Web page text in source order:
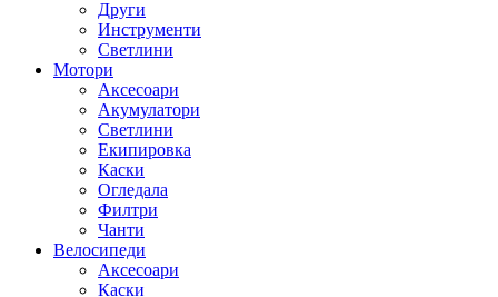
Други
Инструменти
Светлини
Мотори
Аксесоари
Акумулатори
Светлини
Екипировка
Каски
Огледала
Филтри
Чанти
Велосипеди
Аксесоари
Каски